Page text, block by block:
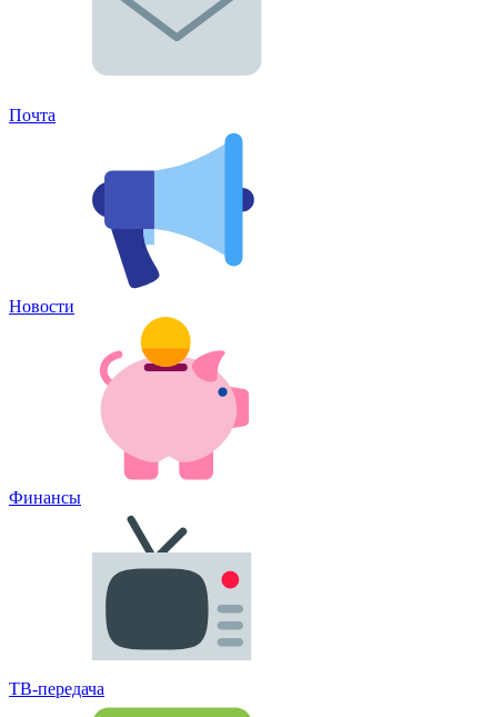
Почта
Новости
Финансы
ТВ-передача